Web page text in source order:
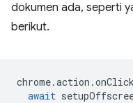
dokumen ada, seperti
berikut.
chrome.action .
await